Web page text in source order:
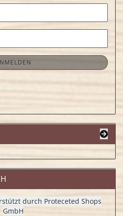
durch Proteceted Shops
GmbH